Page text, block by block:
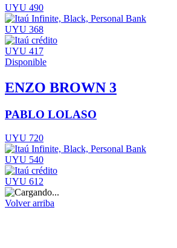
UYU 490
UYU 368
UYU 417
Disponible
ENZO BROWN 3
PABLO LOLASO
UYU 720
UYU 540
UYU 612
Volver arriba